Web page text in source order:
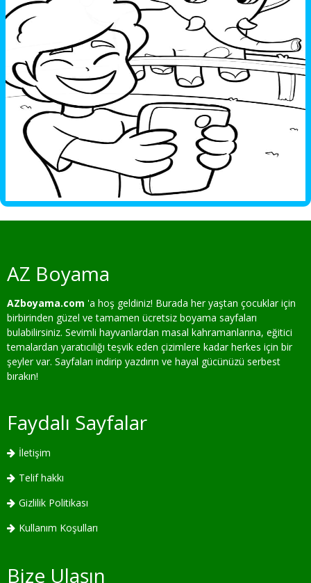
AZ Boyama
AZboyama.com 'a hoş geldiniz! Burada her yaştan çocuklar için
birbirinden güzel ve tamamen ücretsiz boyama sayfaları
bulabilirsiniz. Sevimli hayvanlardan masal kahramanlarına, eğitici
temalardan yaratıcılığı teşvik eden çizimlere kadar herkes için bir
şeyler var. Sayfaları indirip yazdırın ve hayal gücünüzü serbest
bırakın!
Faydalı Sayfalar
İletişim
Telif hakkı
Gizlilik Politikası
Kullanım Koşulları
Bize Ulaşın